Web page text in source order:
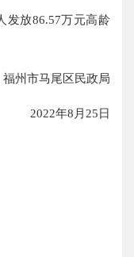
放86.57万元高龄
市马尾区民政局
2022年8月25日